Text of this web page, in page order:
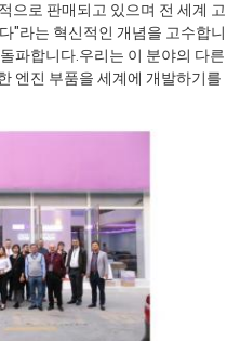
으로 판매되고 있으며 전 세계 고
"라는 혁신적인 개념을 고수합니
파합니다.우리는 이 분야의 다른
엔진 부품을 세계에 개발하기를